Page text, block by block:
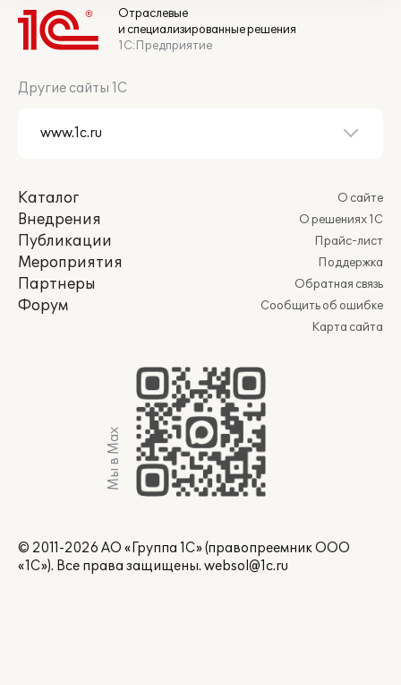
Отраслевые
и специализированные решения
1С:Предприятие
Другие сайты 1С
Каталог
Внедрения
Публикации
Мероприятия
Партнеры
Форум
О сайте
О решениях 1С
Прайс-лист
Поддержка
Обратная связь
Сообщить об ошибке
Карта сайта
Мы в Max
© 2011-2026 АО «Группа 1С» (правопреемник ООО
«1С»). Все права защищены. websol@1c.ru